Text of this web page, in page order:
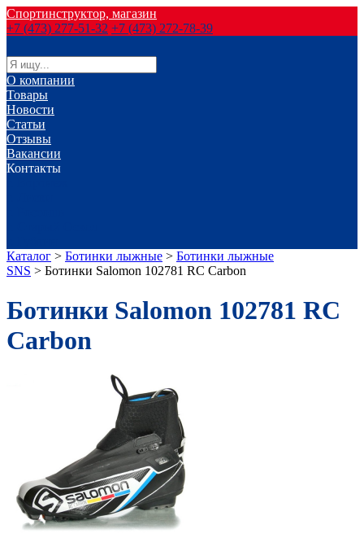
Спортинструктор, магазин
+7 (473) 277-51-32 +7 (473) 272-78-39
О компании
Товары
Новости
Статьи
Отзывы
Вакансии
Контакты
Каталог > Ботинки лыжные > Ботинки лыжные
SNS > Ботинки Salomon 102781 RC Carbon
Ботинки Salomon 102781 RC
Carbon